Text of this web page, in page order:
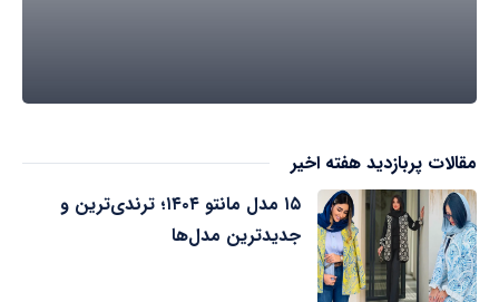
مقالات پربازدید هفته اخیر
۱۵ مدل مانتو ۱۴۰۴؛ ترندی‌ترین و
جدیدترین مدل‌ها